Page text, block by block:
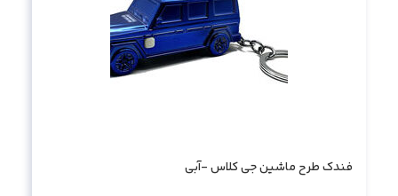
فندک طرح ماشین جی کلاس -آبی